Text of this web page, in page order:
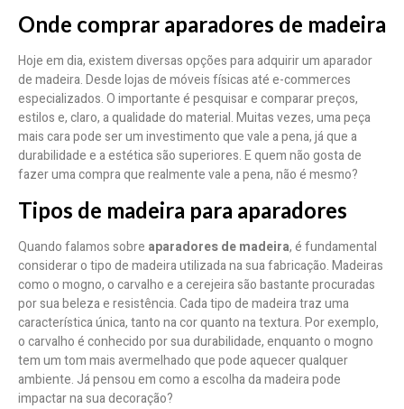
Onde comprar aparadores de madeira
Hoje em dia, existem diversas opções para adquirir um aparador
de madeira. Desde lojas de móveis físicas até e-commerces
especializados. O importante é pesquisar e comparar preços,
estilos e, claro, a qualidade do material. Muitas vezes, uma peça
mais cara pode ser um investimento que vale a pena, já que a
durabilidade e a estética são superiores. E quem não gosta de
fazer uma compra que realmente vale a pena, não é mesmo?
Tipos de madeira para aparadores
Quando falamos sobre aparadores de madeira, é fundamental
considerar o tipo de madeira utilizada na sua fabricação. Madeiras
como o mogno, o carvalho e a cerejeira são bastante procuradas
por sua beleza e resistência. Cada tipo de madeira traz uma
característica única, tanto na cor quanto na textura. Por exemplo,
o carvalho é conhecido por sua durabilidade, enquanto o mogno
tem um tom mais avermelhado que pode aquecer qualquer
ambiente. Já pensou em como a escolha da madeira pode
impactar na sua decoração?